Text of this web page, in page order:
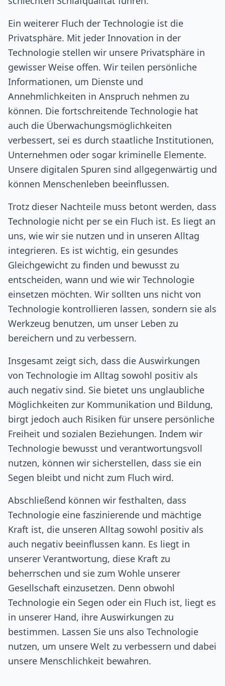
Ein weiterer Fluch der Technologie ist die
Privatsphäre. Mit jeder Innovation in der
Technologie stellen wir unsere Privatsphäre in
gewisser Weise offen. Wir teilen persönliche
Informationen, um Dienste und
Annehmlichkeiten in Anspruch nehmen zu
können. Die fortschreitende Technologie hat
auch die Überwachungsmöglichkeiten
verbessert, sei es durch staatliche Institutionen,
Unternehmen oder sogar kriminelle Elemente.
Unsere digitalen Spuren sind allgegenwärtig und
können Menschenleben beeinflussen.
Trotz dieser Nachteile muss betont werden, dass
Technologie nicht per se ein Fluch ist. Es liegt an
uns, wie wir sie nutzen und in unseren Alltag
integrieren. Es ist wichtig, ein gesundes
Gleichgewicht zu finden und bewusst zu
entscheiden, wann und wie wir Technologie
einsetzen möchten. Wir sollten uns nicht von
Technologie kontrollieren lassen, sondern sie als
Werkzeug benutzen, um unser Leben zu
bereichern und zu verbessern.
Insgesamt zeigt sich, dass die Auswirkungen
von Technologie im Alltag sowohl positiv als
auch negativ sind. Sie bietet uns unglaubliche
Möglichkeiten zur Kommunikation und Bildung,
birgt jedoch auch Risiken für unsere persönliche
Freiheit und sozialen Beziehungen. Indem wir
Technologie bewusst und verantwortungsvoll
nutzen, können wir sicherstellen, dass sie ein
Segen bleibt und nicht zum Fluch wird.
Abschließend können wir festhalten, dass
Technologie eine faszinierende und mächtige
Kraft ist, die unseren Alltag sowohl positiv als
auch negativ beeinflussen kann. Es liegt in
unserer Verantwortung, diese Kraft zu
beherrschen und sie zum Wohle unserer
Gesellschaft einzusetzen. Denn obwohl
Technologie ein Segen oder ein Fluch ist, liegt es
in unserer Hand, ihre Auswirkungen zu
bestimmen. Lassen Sie uns also Technologie
nutzen, um unsere Welt zu verbessern und dabei
unsere Menschlichkeit bewahren.